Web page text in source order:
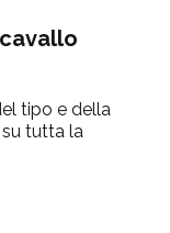
tipo e della
su tutta la